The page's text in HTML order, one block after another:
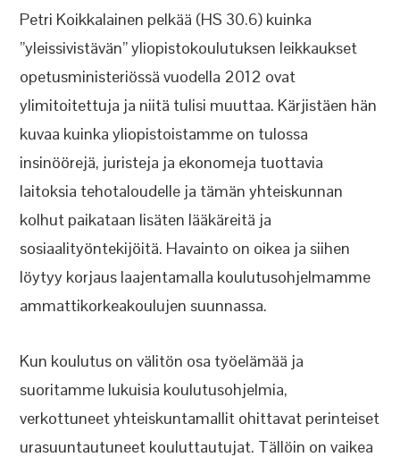
Petri Koikkalainen pelkää (HS 30.6) kuinka
”yleissivistävän” yliopistokoulutuksen leikkaukset
opetusministeriössä vuodella 2012 ovat
ylimitoitettuja ja niitä tulisi muuttaa. Kärjistäen hän
kuvaa kuinka yliopistoistamme on tulossa
insinöörejä, juristeja ja ekonomeja tuottavia
laitoksia tehotaloudelle ja tämän yhteiskunnan
kolhut paikataan lisäten lääkäreitä ja
sosiaalityöntekijöitä. Havainto on oikea ja siihen
löytyy korjaus laajentamalla koulutusohjelmamme
ammattikorkeakoulujen suunnassa.
Kun koulutus on välitön osa työelämää ja
suoritamme lukuisia koulutusohjelmia,
verkottuneet yhteiskuntamallit ohittavat perinteiset
urasuuntautuneet kouluttautujat. Tällöin on vaikea